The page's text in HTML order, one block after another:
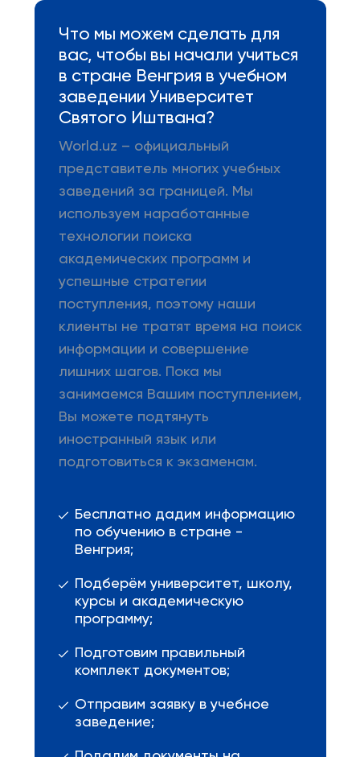
Что мы можем сделать для
вас, чтобы вы начали учиться
в стране Венгрия в учебном
заведении Университет
Святого Иштвана?
World.uz – официальный
представитель многих учебных
заведений за границей. Мы
используем наработанные
технологии поиска
академических программ и
успешные стратегии
поступления, поэтому наши
клиенты не тратят время на поиск
информации и совершение
лишних шагов. Пока мы
занимаемся Вашим поступлением,
Вы можете подтянуть
иностранный язык или
подготовиться к экзаменам.
Бесплатно дадим информацию
по обучению в стране -
Венгрия;
Подберём университет, школу,
курсы и академическую
программу;
Подготовим правильный
комплект документов;
Отправим заявку в учебное
заведение;